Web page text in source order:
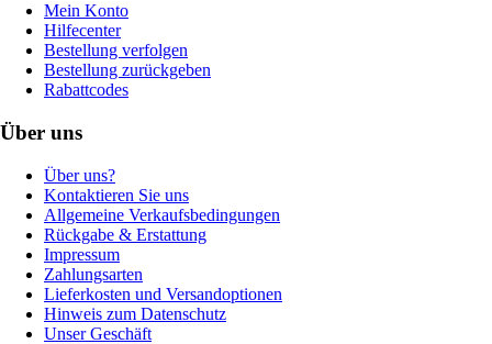
Mein Konto
Hilfecenter
Bestellung verfolgen
Bestellung zurückgeben
Rabattcodes
Über uns
Über uns?
Kontaktieren Sie uns
Allgemeine Verkaufsbedingungen
Rückgabe & Erstattung
Impressum
Zahlungsarten
Lieferkosten und Versandoptionen
Hinweis zum Datenschutz
Unser Geschäft